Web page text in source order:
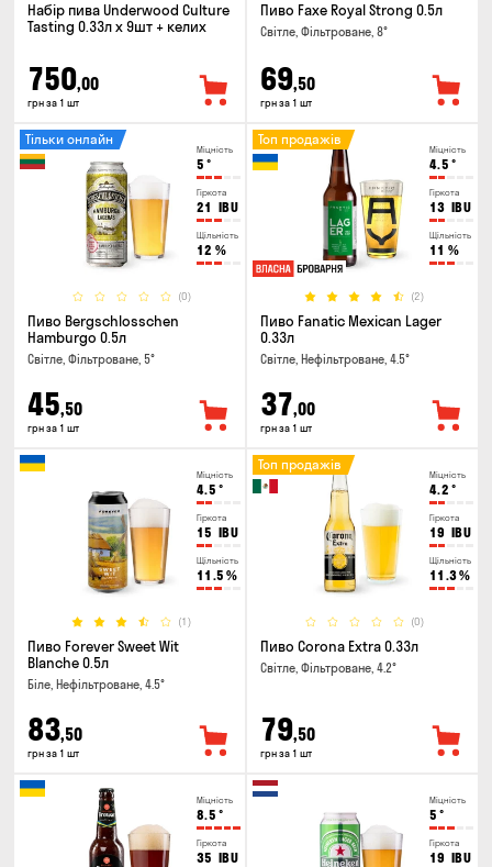
Набір пива Underwood Culture
Tasting 0.33л x 9шт + келих
750,00
грн за 1 шт
Пиво Faxe Royal Strong 0.5л
Світле, Фільтроване, 8°
69,50
грн за 1 шт
Міцність
5 °
Гіркота
21 IBU
Щільність
12 %
(0)
Тільки онлайн
Пиво Bergschlosschen
Hamburgo 0.5л
Світле, Фільтроване, 5°
45,50
грн за 1 шт
Міцність
4.5 °
Гіркота
13 IBU
Щільність
11 %
(2)
Топ продажів
Пиво Fanatic Mexican Lager
0.33л
Світле, Нефільтроване, 4.5°
37,00
грн за 1 шт
Міцність
4.5 °
Гіркота
15 IBU
Щільність
11.5 %
(1)
Пиво Forever Sweet Wit
Blanche 0.5л
Біле, Нефільтроване, 4.5°
83,50
грн за 1 шт
Міцність
4.2 °
Гіркота
19 IBU
Щільність
11.3%
(0)
Топ продажів
Пиво Corona Extra 0.33л
Світле, Фільтроване, 4.2°
79,50
грн за 1 шт
Міцність
8.5 °
Гіркота
35 IBU
Міцність
5 °
Гіркота
19 IBU